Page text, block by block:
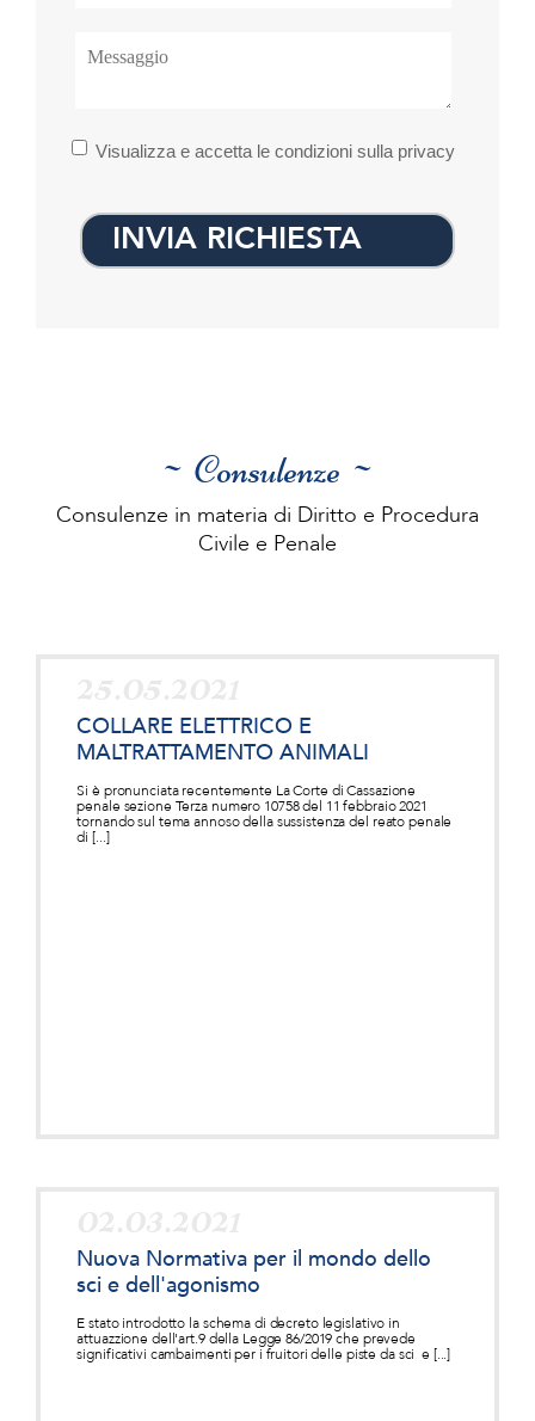
Visualizza e accetta le condizioni sulla privacy
INVIA RICHIESTA
~ Consulenze ~
Consulenze in materia di Diritto e Procedura
Civile e Penale
COLLARE ELETTRICO E
MALTRATTAMENTO ANIMALI
Si è pronunciata recentemente La Corte di Cassazione
penale sezione Terza numero 10758 del 11 febbraio 2021
tornando sul tema annoso della sussistenza del reato penale
di [...]
Nuova Normativa per il mondo dello
sci e dell'agonismo
E stato introdotto la schema di decreto legislativo in
attuazzione dell'art.9 della Legge 86/2019 che prevede
significativi cambaimenti per i fruitori delle piste da sci e [...]